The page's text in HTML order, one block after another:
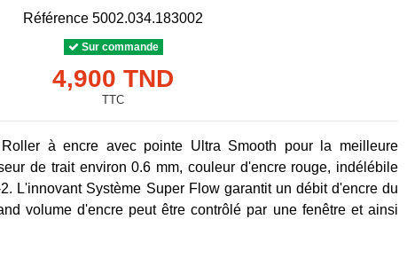
Référence 5002.034.183002
Sur commande
4,900 TND
TTC
à encre avec pointe Ultra Smooth pour la meilleure
de trait environ 0.6 mm, couleur d'encre rouge, indélébile
L'innovant Système Super Flow garantit un débit d'encre du
volume d'encre peut être contrôlé par une fenêtre et ainsi